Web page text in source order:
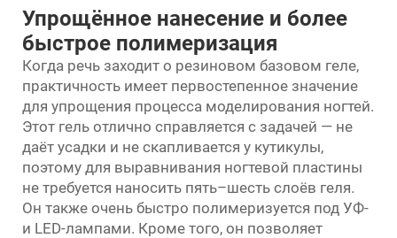
Упрощённое нанесение и более
быстрое полимеризация
Когда речь заходит о резиновом базовом геле,
практичность имеет первостепенное значение
для упрощения процесса моделирования ногтей.
Этот гель отлично справляется с задачей — не
даёт усадки и не скапливается у кутикулы,
поэтому для выравнивания ногтевой пластины
не требуется наносить пять–шесть слоёв геля.
Он также очень быстро полимеризуется под УФ-
и LED-лампами. Кроме того, он позволяет